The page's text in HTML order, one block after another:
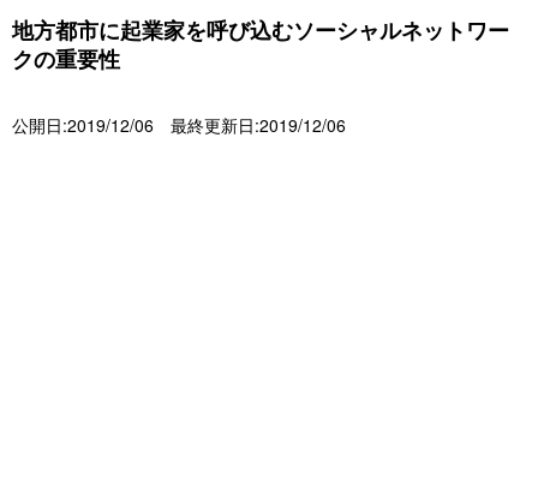
地方都市に起業家を呼び込むソーシャルネットワー
クの重要性
公開日:2019/12/06 最終更新日:2019/12/06